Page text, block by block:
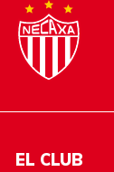
EL CLUB